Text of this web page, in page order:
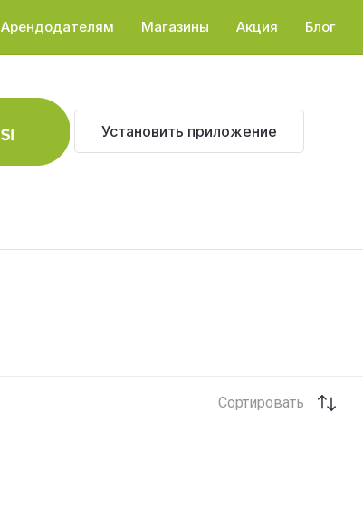
Арендодателям Магазины Акция Блог
Установить приложение
Сортировать